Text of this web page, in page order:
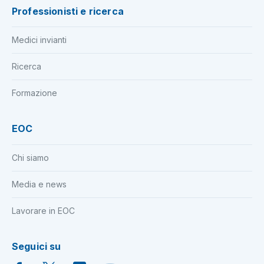
Professionisti e ricerca
Medici invianti
Ricerca
Formazione
EOC
Chi siamo
Media e news
Lavorare in EOC
Seguici su